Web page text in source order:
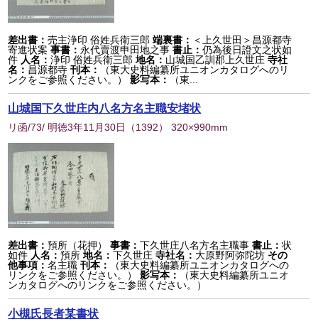
差出書：売主浄印 俗姓兵衛三郎 端裏書： ＜上久世田＞昌源都寺
寄進状案 事書： 永代賣渡申田地之事 書止：仍為後日證文之状如
件 人名：浄印 俗姓兵衛三郎 地名： 山城国乙訓郡上久世庄 寺社
名： 昌源都寺 刊本：
（東大史料編纂所ユニオンカタログへのリ
ンクをご参照ください。）
影写本： （東...
山城国下久世庄内八名方名主職安堵状
リ函/73/ 明徳3年11月30日 （1392） 320×990mm
差出書：預所（花押） 事書：下久世庄八名方名主職事 書止：状
如件 人名：預所 地名：下久世庄 寺社名： 大原野阿弥陀坊 その
他事項：名主職 刊本：
（東大史料編纂所ユニオンカタログへの
リンクをご参照ください。）
影写本：
（東大史料編纂所ユニオ
ンカタログへのリンクをご参照ください。）
小槻氏長者某書状